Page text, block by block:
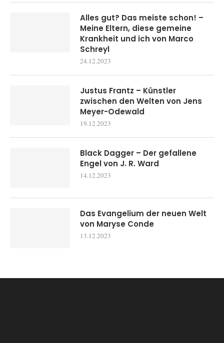
Alles gut? Das meiste schon! –
Meine Eltern, diese gemeine
Krankheit und ich von Marco
Schreyl
24.12.2023
Justus Frantz – Künstler
zwischen den Welten von Jens
Meyer-Odewald
19.12.2023
Black Dagger – Der gefallene
Engel von J. R. Ward
14.12.2023
Das Evangelium der neuen Welt
von Maryse Conde
13.12.2023